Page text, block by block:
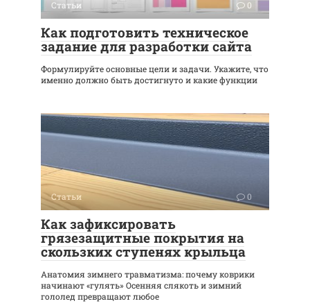
Статьи 0
Как подготовить техническое
задание для разработки сайта
Формулируйте основные цели и задачи. Укажите, что
именно должно быть достигнуто и какие функции
Статьи 0
Как зафиксировать
грязезащитные покрытия на
скользких ступенях крыльца
Анатомия зимнего травматизма: почему коврики
начинают «гулять» Осенняя слякоть и зимний
гололед превращают любое